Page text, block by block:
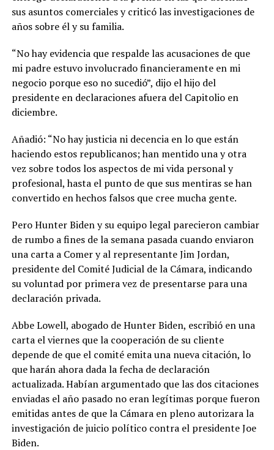
sus asuntos comerciales y criticó las investigaciones de
años sobre él y su familia.
“No hay evidencia que respalde las acusaciones de que
mi padre estuvo involucrado financieramente en mi
negocio porque eso no sucedió”, dijo el hijo del
presidente en declaraciones afuera del Capitolio en
diciembre.
Añadió: “No hay justicia ni decencia en lo que están
haciendo estos republicanos; han mentido una y otra
vez sobre todos los aspectos de mi vida personal y
profesional, hasta el punto de que sus mentiras se han
convertido en hechos falsos que cree mucha gente.
Pero Hunter Biden y su equipo legal parecieron cambiar
de rumbo a fines de la semana pasada cuando enviaron
una carta a Comer y al representante Jim Jordan,
presidente del Comité Judicial de la Cámara, indicando
su voluntad por primera vez de presentarse para una
declaración privada.
Abbe Lowell, abogado de Hunter Biden, escribió en una
carta el viernes que la cooperación de su cliente
depende de que el comité emita una nueva citación, lo
que harán ahora dada la fecha de declaración
actualizada. Habían argumentado que las dos citaciones
enviadas el año pasado no eran legítimas porque fueron
emitidas antes de que la Cámara en pleno autorizara la
investigación de juicio político contra el presidente Joe
Biden.